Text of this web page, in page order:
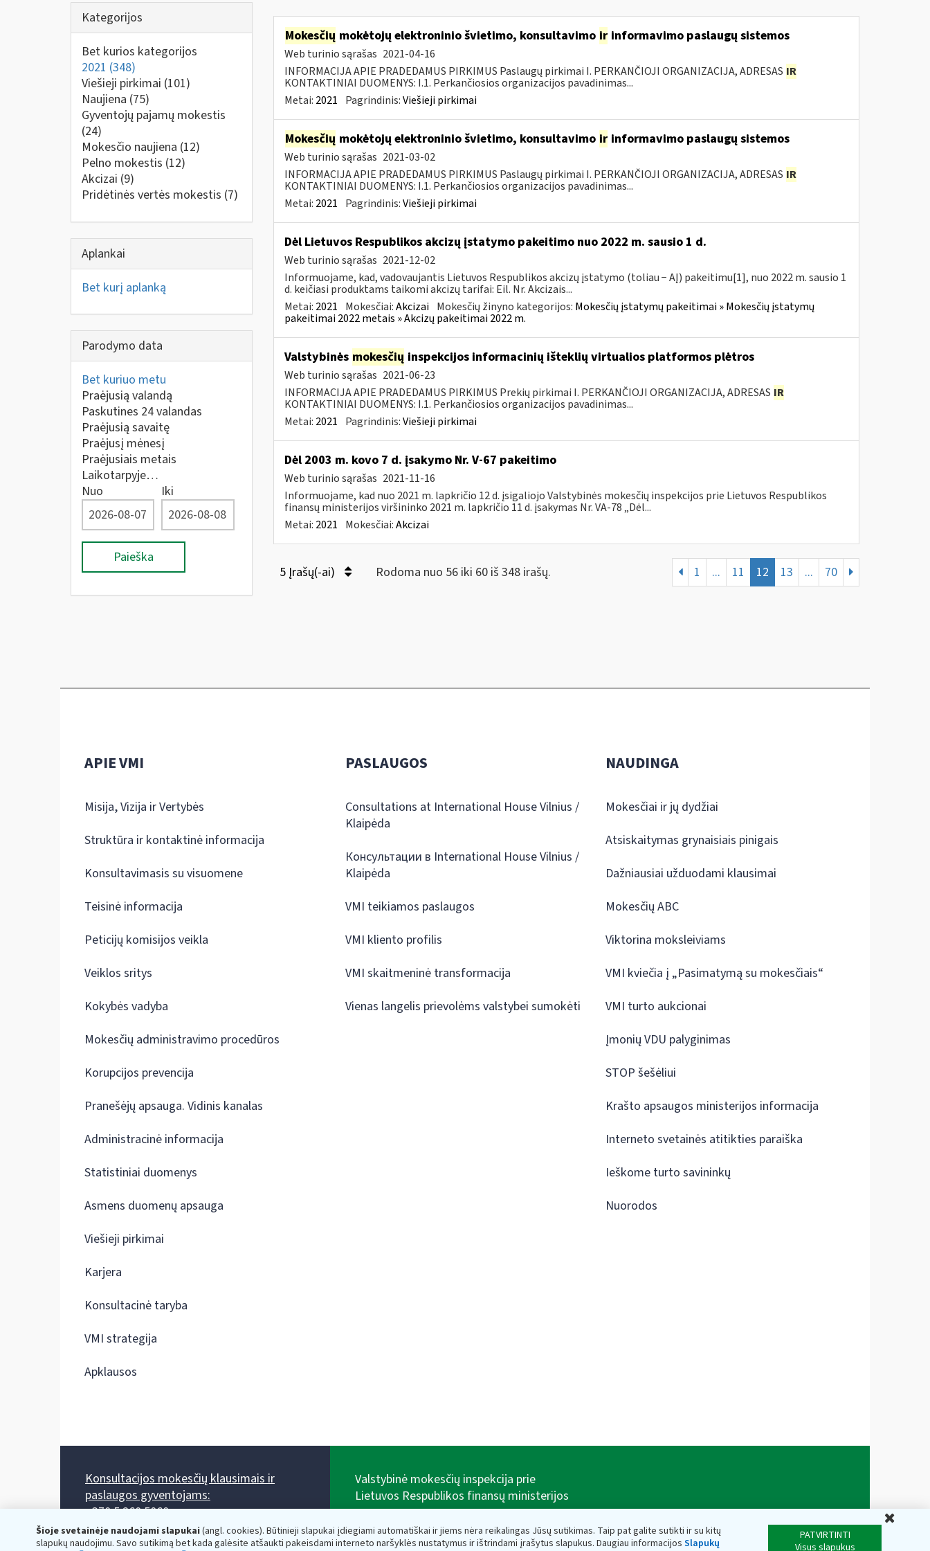
Kategorijos
Bet kurios kategorijos
2021 (348)
Viešieji pirkimai (101)
Naujiena (75)
Gyventojų pajamų mokestis
(24)
Mokesčio naujiena (12)
Pelno mokestis (12)
Akcizai (9)
Pridėtinės vertės mokestis (7)
Aplankai
Bet kurį aplanką
Parodymo data
Bet kuriuo metu
Praėjusią valandą
Paskutines 24 valandas
Praėjusią savaitę
Praėjusį mėnesį
Praėjusiais metais
Laikotarpyje…
Nuo
Iki
Paieška
Mokesčių mokėtojų elektroninio švietimo, konsultavimo irinformavimo paslaugų sistemos
Web turinio sąrašas 2021-04-16
INFORMACIJA APIE PRADEDAMUS PIRKIMUS Paslaugų pirkimai I. PERKANČIOJI ORGANIZACIJA, ADRESAS IR
KONTAKTINIAI DUOMENYS: I.1. Perkančiosios organizacijos pavadinimas...
Metai: 2021 Pagrindinis:Viešieji pirkimai
Mokesčių mokėtojų elektroninio švietimo, konsultavimo irinformavimo paslaugų sistemos
Web turinio sąrašas 2021-03-02
INFORMACIJA APIE PRADEDAMUS PIRKIMUS Paslaugų pirkimai I. PERKANČIOJI ORGANIZACIJA, ADRESAS IR
KONTAKTINIAI DUOMENYS: I.1. Perkančiosios organizacijos pavadinimas...
Metai: 2021 Pagrindinis:Viešieji pirkimai
Dėl Lietuvos Respublikos akcizų įstatymo pakeitimo nuo 2022 m. sausio 1 d.
Web turinio sąrašas 2021-12-02
Informuojame, kad, vadovaujantis Lietuvos Respublikos akcizų įstatymo (toliau − AĮ) pakeitimu[1], nuo 2022 m. sausio 1
d. keičiasi produktams taikomi akcizų tarifai: Eil. Nr. Akcizais...
Metai: 2021 Mokesčiai:Akcizai Mokesčių žinyno kategorijos: Mokesčių įstatymų pakeitimai » Mokesčių įstatymų
pakeitimai 2022 metais » Akcizų pakeitimai 2022 m.
Valstybinės mokesčių inspekcijos informacinių išteklių virtualios platformos plėtros
Web turinio sąrašas 2021-06-23
INFORMACIJA APIE PRADEDAMUS PIRKIMUS Prekių pirkimai I. PERKANČIOJI ORGANIZACIJA, ADRESAS IR
KONTAKTINIAI DUOMENYS: I.1. Perkančiosios organizacijos pavadinimas...
Metai: 2021 Pagrindinis:Viešieji pirkimai
Dėl 2003 m. kovo 7 d. įsakymo Nr. V-67 pakeitimo
Web turinio sąrašas 2021-11-16
Informuojame, kad nuo 2021 m. lapkričio 12 d. įsigaliojo Valstybinės mokesčių inspekcijos prie Lietuvos Respublikos
finansų ministerijos viršininko 2021 m. lapkričio 11 d. įsakymas Nr. VA-78 „Dėl...
Metai: 2021 Mokesčiai:Akcizai
5 Įrašų(-ai) Rodoma nuo 56 iki 60 iš 348 irašų. 1 ... 11 12 13 ... 70
Šioje svetainėje naudojami slapukai(angl. cookies). Būtinieji slapukai įdiegiami automatiškai ir jiems nėra reikalingas Jūsų sutikimas. Taip pat galite sutikti ir su kitų
slapukų naudojimu. Savo sutikimą bet kada galėsite atšaukti pakeisdami interneto naršyklės nustatymus ir ištrindami įrašytus slapukus. Daugiau informacijos Slapukų
PATVIRTINTI
Visus slapukus
APIE VMI
Misija, Vizija ir Vertybės
Struktūra ir kontaktinė informacija
Konsultavimasis su visuomene
Teisinė informacija
Peticijų komisijos veikla
Veiklos sritys
Kokybės vadyba
Mokesčių administravimo procedūros
Korupcijos prevencija
Pranešėjų apsauga. Vidinis kanalas
Administracinė informacija
Statistiniai duomenys
Asmens duomenų apsauga
Viešieji pirkimai
Karjera
Konsultacinė taryba
VMI strategija
Apklausos
PASLAUGOS
Consultations at International House Vilnius /
Klaipėda
Консультации в International House Vilnius /
Klaipėda
VMI teikiamos paslaugos
VMI kliento profilis
VMI skaitmeninė transformacija
Vienas langelis prievolėms valstybei sumokėti
NAUDINGA
Mokesčiai ir jų dydžiai
Atsiskaitymas grynaisiais pinigais
Dažniausiai užduodami klausimai
Mokesčių ABC
Viktorina moksleiviams
VMI kviečia į „Pasimatymą su mokesčiais“
VMI turto aukcionai
Įmonių VDU palyginimas
STOP šešėliui
Krašto apsaugos ministerijos informacija
Interneto svetainės atitikties paraiška
Ieškome turto savininkų
Nuorodos
Konsultacijos mokesčių klausimais ir
paslaugos gyventojams:
+370 5 260 5060
Darbo laikas: I-IV 8.00-17.00, V 8.00-15.45.
Prieššventinę dieną - viena valanda trumpiau.
Valstybinė mokesčių inspekcija prie
Lietuvos Respublikos finansų ministerijos
adresas: Vasario 16-osios g. 14, 01107 Vilnius, Lietuva,
el.paštas:vmi@vmi.lt, E. pristatymo dėžutės adresas